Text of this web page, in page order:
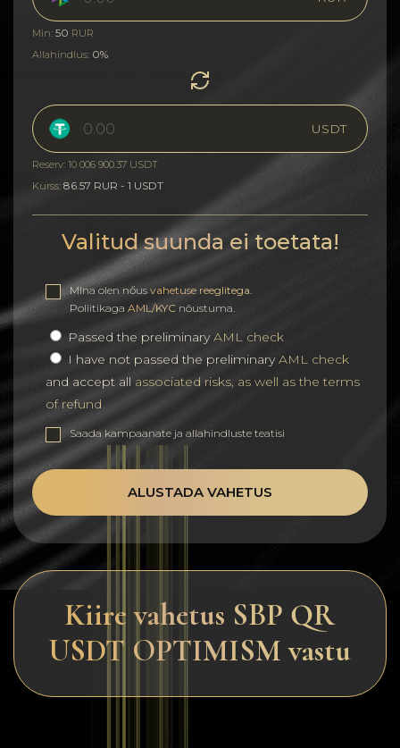
Min: 50 RUR
Allahindlus: 0%
USDT
Reserv: 10 006 900.37 USDT
Kurss: 86.57 RUR - 1 USDT
Valitud suunda ei toetata!
MIna olen nőus vahetuse reeglitega
Poliitikaga AML/KYC nõustuma.
Passed the preliminaryAML check
I have not passed the preliminaryAML check
and accept allassociated risks, as well as the terms
of refund
Saada kampaanate ja allahindluste teatisi
ALUSTADA VAHETUS
Kiire vahetus SBP QR
USDT OPTIMISM vastu